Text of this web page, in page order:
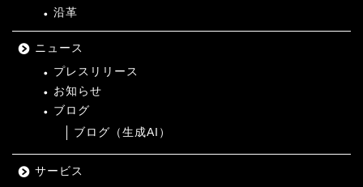
沿革
ニュース
プレスリリース
お知らせ
ブログ
ブログ（生成AI）
サービス